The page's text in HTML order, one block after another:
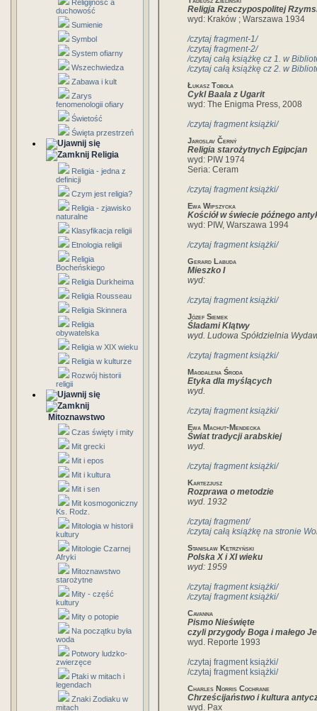
Religijność a
duchowość
Sumienie
Symbol
System ofiarny
Wszechwiedza
Zabawa i kult
Zarys
fenomenologii ofiary
Świetość
Święta przestrzeń
Religia
Religia - jedna z
definicji
Czym jest religia?
Religia - zjawisko
naturalne
Klasyfikacja religii
Etnologia religii
Religia
Bocheńskiego
Religia Durkheima
Religia Rousseau
Religia Skinnera
Religia
obywatelska
Religia w XIX wieku
Religia w kulturze
Rozwój historii
religii
Mitoznawstwo
Czas święty i mity
Mit grecki
Mit i epos
Mit i kultura
Mit i sen
Mit kosmogoniczny
Ks. Rodz.
Mitologia w historii
kultury
Mitologie Czarnej
Afryki
Mitoznawstwo
starożytne
Mity - część
kultury
Mity o potopie
Na początku była
woda
Potwory ludzko-
zwierzęce
Ptaki w mitach i
legendach
Znaki Zodiaku w
mitach
Religja Rzeczypospolitej
wyd: Kraków ; Warszawa 1934
/czytaj fragment-1/
/czytaj fragment-2/
/czytaj całą książkę cz 1. w
/czytaj całą książkę cz 2. w
Łukasz Tobola
Cykl Baala z Ugarit
wyd: The Enigma Press, 2008
/czytaj fragment książki/
Jaroslav Černý
Religia starożytnych Egipcjan
wyd: PIW 1974
Seria: Ceram
/czytaj fragment książki/
Ewa Wipszycka
Kościół w świecie późnego
wyd: PIW, Warszawa 1994
/czytaj fragment książki/
Gerard Labuda
Mieszko I
wyd:
/czytaj fragment książki/
Józef Siemek
Śladami Klątwy
wyd. Ludowa Spółdzielnia
/czytaj fragment książki/
Magdalena Środa
Etyka dla myślących
wyd.
/czytaj fragment książki/
Ewa Machut-Mendecka
Świat tradycji arabskiej
wyd.
/czytaj fragment książki/
Kartezjusz
Rozprawa o metodzie
wyd. 1932
/czytaj fragment/
/czytaj całą książkę na stronie
Stanisław Kętrzyński
Polska X i XI wieku
wyd: 1959
/czytaj fragment książki/
/czytaj fragment książki/
Cavanna
Pismo Nieświęte
czyli przygody Boga i małego
wyd. Reporte 1993
/czytaj fragment książki/
/czytaj fragment książki/
Charles Norris Cochrane
Chrześcijaństwo i kultura
wyd. Pax